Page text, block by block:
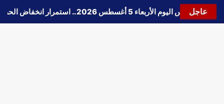
عاجل
🔵حالة الطقس اليوم الأربعاء 5 أغسطس 2026.. استمرار انخفاض الحرارة وتحذيرات من الشبورة واضطراب الملاحة